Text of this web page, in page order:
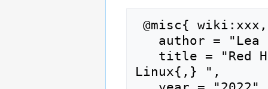
Linux{,} ",